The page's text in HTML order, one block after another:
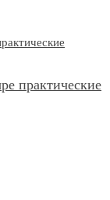
практические